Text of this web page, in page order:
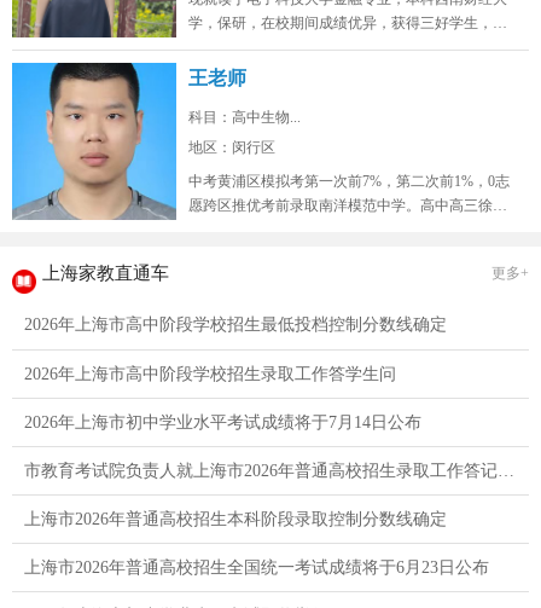
学，保研，在校期间成绩优异，获得三好学生，英
语四级证书，英语六级证书，英语六...
王老师
科目：高中生物...
地区：闵行区
中考黄浦区模拟考第一次前7%，第二次前1%，0志
愿跨区推优考前录取南洋模范中学。高中高三徐汇
上海家教直通车 更多+
2026年上海市高中阶段学校招生最低投档控制分数线确定
2026年上海市高中阶段学校招生录取工作答学生问
2026年上海市初中学业水平考试成绩将于7月14日公布
市教育考试院负责人就上海市2026年普通高校招生录取工作答记者问
上海市2026年普通高校招生本科阶段录取控制分数线确定
上海市2026年普通高校招生全国统一考试成绩将于6月23日公布